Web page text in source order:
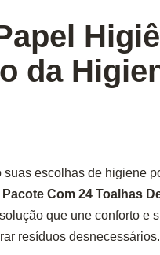
da
suas escolhas de higiene
Com 24 Toalhas
que une conforto e
resíduos desnecessários.